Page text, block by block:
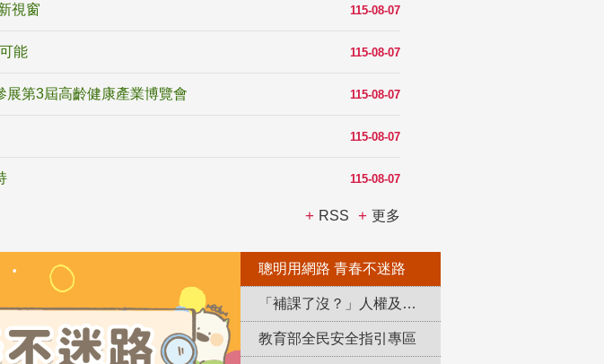
115-08-07
115-08-07
能
115-08-07
展第3屆高齡健康產業博覽會
115-08-07
115-08-07
RSS 更多
聰明用網路 青春不迷路
「補課了沒？」人權及轉型正義教育專區
教育部全民安全指引專區